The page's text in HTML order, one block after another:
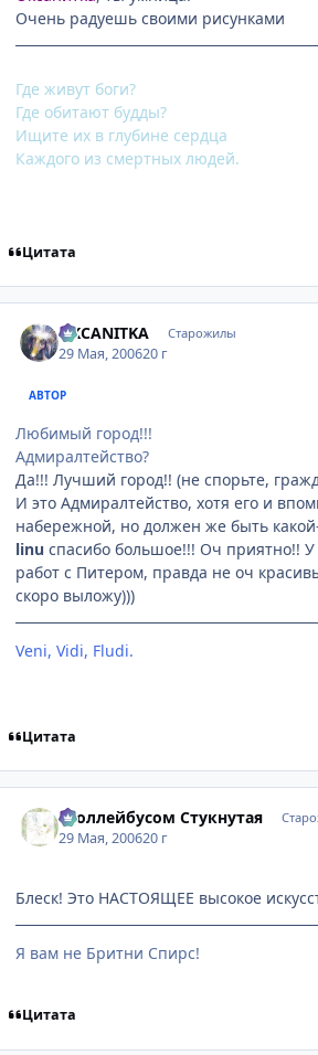
Очень радуешь своими рисунками
Где живут боги?
Где обитают будды?
Ищите их в глубине сердца
Каждого из смертных людей.
Цитата
OKCANITKA Старожилы
29 Мая, 200620 г
АВТОР
Любимый город!!!
Адмиралтейство?
Да!!! Лучший город!! (не спорьте,
И это Адмиралтейство, хотя его и
набережной, но должен же быть
linu спасибо большое!!! Оч приятно!!
работ с Питером, правда не оч
скоро выложу)))
Veni, Vidi, Fludi.
Цитата
Троллейбусом Стукнутая
29 Мая, 200620 г
Блеск! Это НАСТОЯЩЕЕ высокое
Я вам не Бритни Спирс!
Цитата